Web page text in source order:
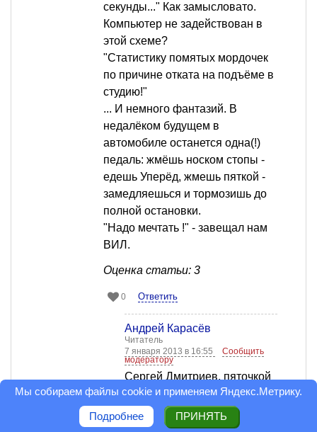
секунды..." Как замысловато.
Компьютер не задействован в
этой схеме?
"Статистику помятых мордочек
по причине отката на подъёме в
студию!"
... И немного фантазий. В
недалёком будущем в
автомобиле останется одна(!)
педаль: жмёшь носком стопы -
едешь Уперёд, жмешь пяткой -
замедляешься и тормозишь до
полной остановки.
"Надо мечтать !" - завещал нам
ВИЛ.
Оценка статьи: 3
0 Ответить
Андрей Карасёв
Читатель
7 января 2013 в 16:55
Сообщить
модератору
Сергей Дмитриев, пяточкой
тормозит ЯК-42. Узнали,
когда разбился.
Мы собираем файлы cookie и применяем Яндекс.Метрику.
Подробнее ПРИНЯТЬ